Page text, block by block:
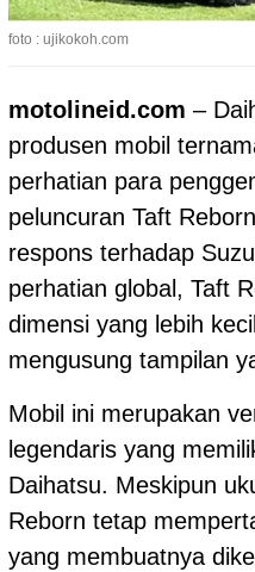
foto : ujikokoh.com
motolineid.com –
produsen mobil
perhatian para
peluncuran Taft
respons terhadap
perhatian global, Taft
dimensi yang lebih
mengusung tampilan
Mobil ini merupakan
legendaris yang
Daihatsu. Meskipun
Reborn tetap
yang membuatnya